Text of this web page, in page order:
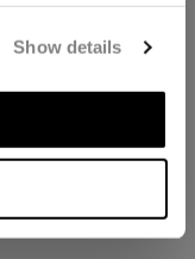
Show details